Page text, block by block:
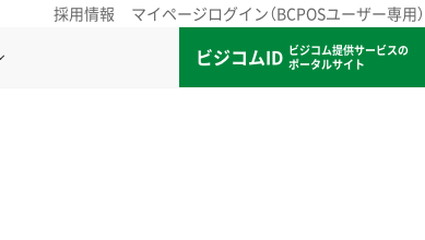
採用情報 マイページログイン（BCPOSユーザー専用）
ビジコムID
ビジコム提供サービスの
ポータルサイト